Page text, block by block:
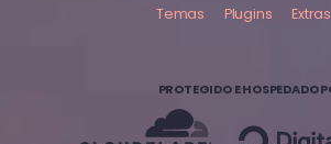
Temas
Plugins Extras
PROTEGIDO E HOSPEDADO